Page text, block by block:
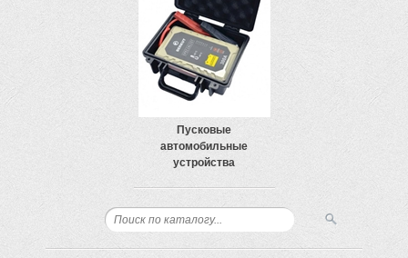
Пусковые
автомобильные
устройства